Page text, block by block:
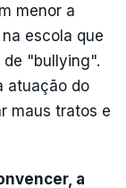
menor a
escola que
de "bullying".
atuação do
maus tratos e
a